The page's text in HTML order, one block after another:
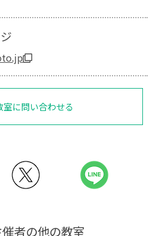
室に問い合わせる
者の他の教室